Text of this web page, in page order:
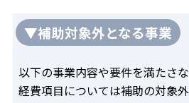
▼補助対象外となる事業
以下の事業内容や要件を満たさ
経費項目については補助の対象外